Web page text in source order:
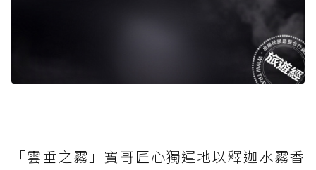
「雲垂之霧」寶哥匠心獨運地以釋迦水霧香